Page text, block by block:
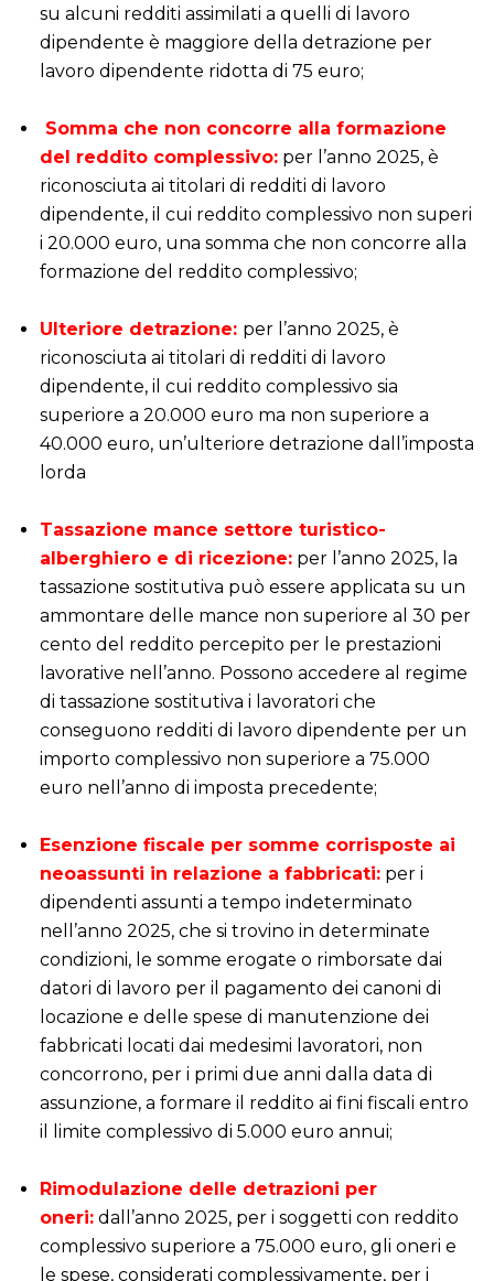
su alcuni redditi assimilati a quelli di lavoro
dipendente è maggiore della detrazione per
lavoro dipendente ridotta di 75 euro;
Somma che non concorre alla formazione
del reddito complessivo:per l’anno 2025, è
riconosciuta ai titolari di redditi di lavoro
dipendente, il cui reddito complessivo non superi
i 20.000 euro, una somma che non concorre alla
formazione del reddito complessivo;
Ulteriore detrazione: per l’anno 2025, è
riconosciuta ai titolari di redditi di lavoro
dipendente, il cui reddito complessivo sia
superiore a 20.000 euro ma non superiore a
40.000 euro, un’ulteriore detrazione dall’imposta
lorda
Tassazione mance settore turistico-
alberghiero e di ricezione: per l’anno 2025, la
tassazione sostitutiva può essere applicata su un
ammontare delle mance non superiore al 30 per
cento del reddito percepito per le prestazioni
lavorative nell’anno. Possono accedere al regime
di tassazione sostitutiva i lavoratori che
conseguono redditi di lavoro dipendente per un
importo complessivo non superiore a 75.000
euro nell’anno di imposta precedente;
Esenzione fiscale per somme corrisposte ai
neoassunti in relazione a fabbricati: per i
dipendenti assunti a tempo indeterminato
nell’anno 2025, che si trovino in determinate
condizioni, le somme erogate o rimborsate dai
datori di lavoro per il pagamento dei canoni di
locazione e delle spese di manutenzione dei
fabbricati locati dai medesimi lavoratori, non
concorrono, per i primi due anni dalla data di
assunzione, a formare il reddito ai fini fiscali entro
il limite complessivo di 5.000 euro annui;
Rimodulazione delle detrazioni per
oneri:dall’anno 2025, per i soggetti con reddito
complessivo superiore a 75.000 euro, gli oneri e
le spese, considerati complessivamente, per i